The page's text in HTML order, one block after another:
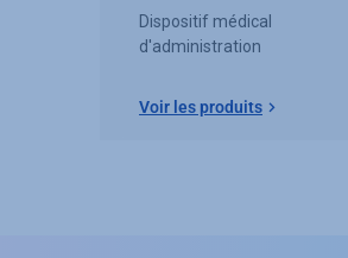
Dispositif médical
d'administration
Voir les produits